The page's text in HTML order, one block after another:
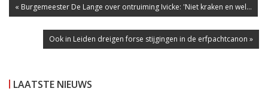
« Burgemeester De Lange over ontruiming Ivicke: 'Niet kraken en wel...
Ook in Leiden dreigen forse stijgingen in de erfpachtcanon »
LAATSTE NIEUWS